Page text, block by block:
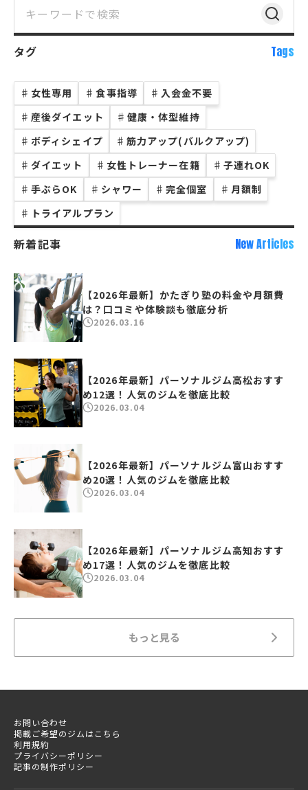
タグ Tags
♯ 女性専用 ♯ 食事指導 ♯ 入会金不要
♯ 産後ダイエット ♯ 健康・体型維持
♯ ボディシェイプ ♯ 筋力アップ(バルクアップ)
♯ ダイエット ♯ 女性トレーナー在籍 ♯ 子連れOK
♯ 手ぶらOK ♯ シャワー ♯ 完全個室 ♯ 月額制
♯ トライアルプラン
新着記事 New Articles
【2026年最新】かたぎり塾の料金や月額費
は？口コミや体験談も徹底分析
2026.03.16
【2026年最新】パーソナルジム高松おすす
め12選！人気のジムを徹底比較
2026.03.04
【2026年最新】パーソナルジム富山おすす
め20選！人気のジムを徹底比較
2026.03.04
【2026年最新】パーソナルジム高知おすす
め17選！人気のジムを徹底比較
2026.03.04
もっと見る
お問い合わせ
掲載ご希望のジムはこちら
利用規約
プライバシーポリシー
記事の制作ポリシー